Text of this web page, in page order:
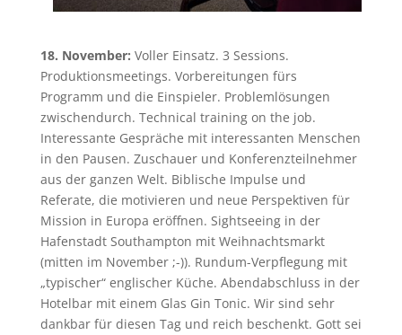
18. November: Voller Einsatz. 3 Sessions.
Produktionsmeetings. Vorbereitungen fürs
Programm und die Einspieler. Problemlösungen
zwischendurch. Technical training on the job.
Interessante Gespräche mit interessanten Menschen
in den Pausen. Zuschauer und Konferenzteilnehmer
aus der ganzen Welt. Biblische Impulse und
Referate, die motivieren und neue Perspektiven für
Mission in Europa eröffnen. Sightseeing in der
Hafenstadt Southampton mit Weihnachtsmarkt
(mitten im November ;-)). Rundum-Verpflegung mit
„typischer“ englischer Küche. Abendabschluss in der
Hotelbar mit einem Glas Gin Tonic. Wir sind sehr
dankbar für diesen Tag und reich beschenkt. Gott sei